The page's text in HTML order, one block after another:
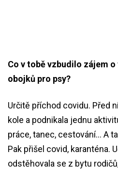
Co v tobě vzbudilo zájem
obojků pro psy?
Určitě příchod covidu. Před
kole a podnikala jednu
práce, tanec, cestování… A
Pak přišel covid, karanténa.
odstěhovala se z bytu